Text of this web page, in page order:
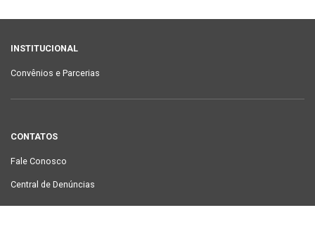
INSTITUCIONAL
Convênios e Parcerias
CONTATOS
Fale Conosco
Central de Denúncias